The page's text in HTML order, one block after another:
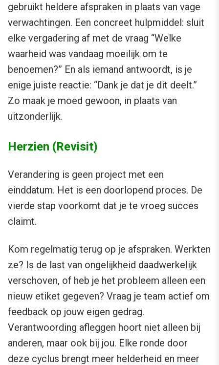
gebruikt heldere afspraken in plaats van vage
verwachtingen. Een concreet hulpmiddel: sluit
elke vergadering af met de vraag “Welke
waarheid was vandaag moeilijk om te
benoemen?” En als iemand antwoordt, is je
enige juiste reactie: “Dank je dat je dit deelt.”
Zo maak je moed gewoon, in plaats van
uitzonderlijk.
Herzien (Revisit)
Verandering is geen project met een
einddatum. Het is een doorlopend proces. De
vierde stap voorkomt dat je te vroeg succes
claimt.
Kom regelmatig terug op je afspraken. Werkten
ze? Is de last van ongelijkheid daadwerkelijk
verschoven, of heb je het probleem alleen een
nieuw etiket gegeven? Vraag je team actief om
feedback op jouw eigen gedrag.
Verantwoording afleggen hoort niet alleen bij
anderen, maar ook bij jou. Elke ronde door
deze cyclus brengt meer helderheid en meer